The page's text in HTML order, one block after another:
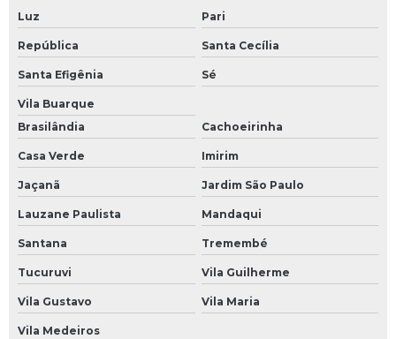
Luz Pari
República Santa Cecília
Santa Efigênia Sé
Vila Buarque
Brasilândia
Cachoeirinha
Casa Verde Imirim
Jaçanã Jardim São Paulo
Lauzane Paulista Mandaqui
Santana Tremembé
Tucuruvi Vila Guilherme
Vila Gustavo Vila Maria
Vila Medeiros